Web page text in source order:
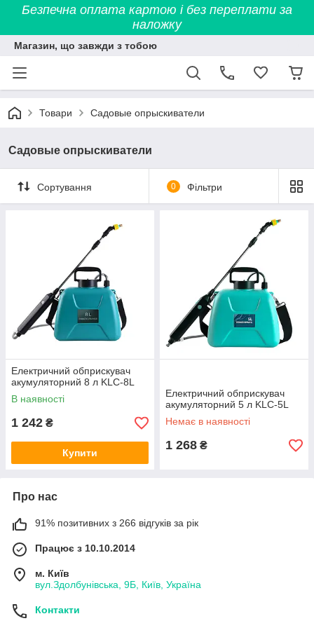
Безпечна оплата картою і без переплати за
наложку
Магазин, що завжди з тобою
Товари Садовые опрыскиватели
Садовые опрыскиватели
Сортування 0 Фільтри
Електричний обприскувач
акумуляторний 8 л KLC-8L
В наявності
1 242 ₴
Купити
Електричний обприскувач
акумуляторний 5 л KLC-5L
Немає в наявності
1 268 ₴
Про нас
91% позитивних з 266 відгуків за рік
Працює з 10.10.2014
м. Київ
вул.Здолбунівська, 9Б, Київ, Україна
Контакти